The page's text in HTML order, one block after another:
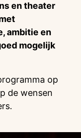
en theater
ambitie en
mogelijk
op
de wensen